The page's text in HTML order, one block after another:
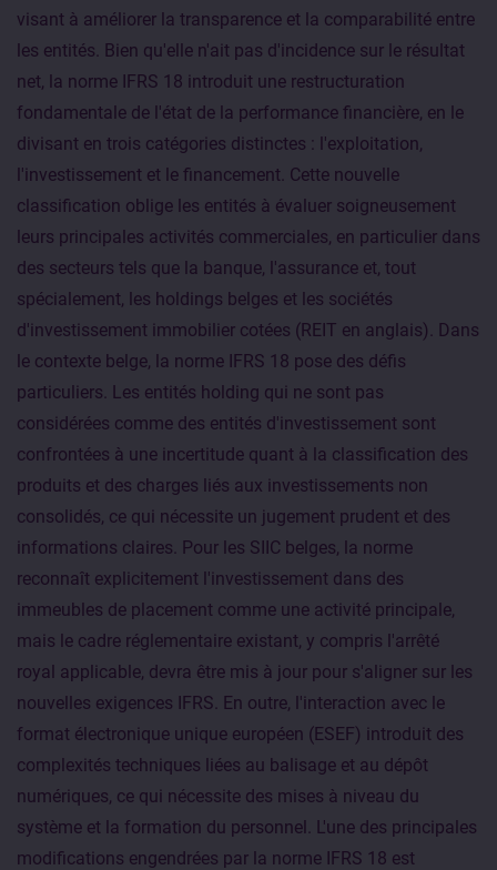
visant à améliorer la transparence et la comparabilité entre
les entités. Bien qu'elle n'ait pas d'incidence sur le résultat
net, la norme IFRS 18 introduit une restructuration
fondamentale de l'état de la performance financière, en le
divisant en trois catégories distinctes : l'exploitation,
l'investissement et le financement. Cette nouvelle
classification oblige les entités à évaluer soigneusement
leurs principales activités commerciales, en particulier dans
des secteurs tels que la banque, l'assurance et, tout
spécialement, les holdings belges et les sociétés
d'investissement immobilier cotées (REIT en anglais). Dans
le contexte belge, la norme IFRS 18 pose des défis
particuliers. Les entités holding qui ne sont pas
considérées comme des entités d'investissement sont
confrontées à une incertitude quant à la classification des
produits et des charges liés aux investissements non
consolidés, ce qui nécessite un jugement prudent et des
informations claires. Pour les SIIC belges, la norme
reconnaît explicitement l'investissement dans des
immeubles de placement comme une activité principale,
mais le cadre réglementaire existant, y compris l'arrêté
royal applicable, devra être mis à jour pour s'aligner sur les
nouvelles exigences IFRS. En outre, l'interaction avec le
format électronique unique européen (ESEF) introduit des
complexités techniques liées au balisage et au dépôt
numériques, ce qui nécessite des mises à niveau du
système et la formation du personnel. L'une des principales
modifications engendrées par la norme IFRS 18 est